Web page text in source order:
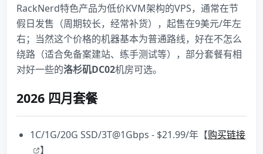
RackNerd特色产品为低价KVM架构的VPS，通常在节
假日发售（周期较长，经常补货），起售在9美元/年左
右；当然这个价格的机器基本为普通路线，好在不怎么
绕路（适合免备案建站、练手测试等），部分套餐有相
对好一些的洛杉矶DC02机房可选。
2026 四月套餐
1C/1G/20G SSD/3T@1Gbps - $21.99/年【购买链接
】